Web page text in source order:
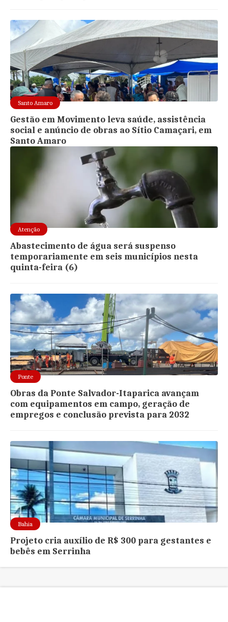
Santo Amaro
Gestão em Movimento leva saúde, assistência
social e anúncio de obras ao Sítio Camaçari, em
Santo Amaro
Atenção
Abastecimento de água será suspenso
temporariamente em seis municípios nesta
quinta-feira (6)
Ponte
Obras da Ponte Salvador-Itaparica avançam
com equipamentos em campo, geração de
empregos e conclusão prevista para 2032
Bahia
Projeto cria auxílio de R$ 300 para gestantes e
bebês em Serrinha